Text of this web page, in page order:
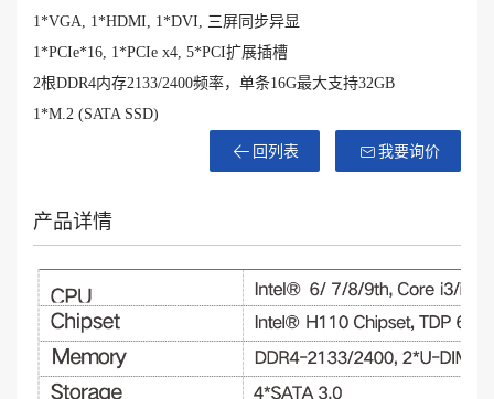
1*VGA, 1*HDMI, 1*DVI, 三屏同步异显
1*PCIe*16, 1*PCIe x4, 5*PCI扩展插槽
2根DDR4内存2133/2400频率，单条16G最大支持32GB
1*M.2 (SATA SSD)
回列表 我要询价
产品详情